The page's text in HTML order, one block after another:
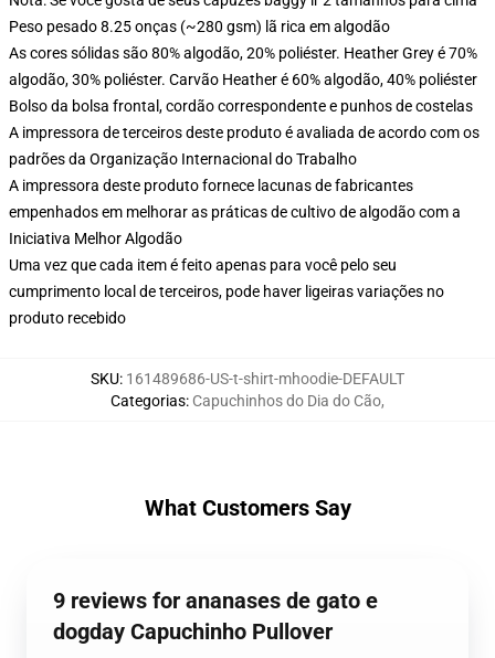
Peso pesado 8.25 onças (~280 gsm) lã rica em algodão
As cores sólidas são 80% algodão, 20% poliéster. Heather Grey é 70%
algodão, 30% poliéster. Carvão Heather é 60% algodão, 40% poliéster
Bolso da bolsa frontal, cordão correspondente e punhos de costelas
A impressora de terceiros deste produto é avaliada de acordo com os
padrões da Organização Internacional do Trabalho
A impressora deste produto fornece lacunas de fabricantes
empenhados em melhorar as práticas de cultivo de algodão com a
Iniciativa Melhor Algodão
Uma vez que cada item é feito apenas para você pelo seu
cumprimento local de terceiros, pode haver ligeiras variações no
produto recebido
SKU: 161489686-US-t-shirt-mhoodie-DEFAULT
Categorias: Capuchinhos do Dia do Cão,
What Customers Say
9 reviews for ananases de gato e
dogday Capuchinho Pullover